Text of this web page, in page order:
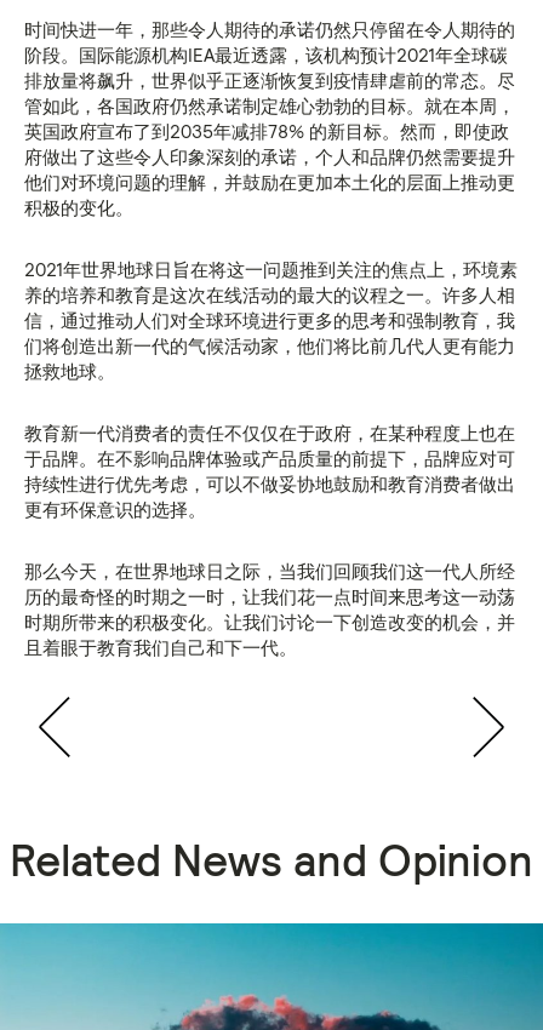
时间快进一年，那些令人期待的承诺仍然只停留在令人期待的
阶段。国际能源机构IEA最近透露，该机构预计2021年全球碳
排放量将飙升，世界似乎正逐渐恢复到疫情肆虐前的常态。尽
管如此，各国政府仍然承诺制定雄心勃勃的目标。就在本周，
英国政府宣布了到2035年减排78% 的新目标。然而，即使政
府做出了这些令人印象深刻的承诺，个人和品牌仍然需要提升
他们对环境问题的理解，并鼓励在更加本土化的层面上推动更
积极的变化。
2021年世界地球日旨在将这一问题推到关注的焦点上，环境素
养的培养和教育是这次在线活动的最大的议程之一。许多人相
信，通过推动人们对全球环境进行更多的思考和强制教育，我
们将创造出新一代的气候活动家，他们将比前几代人更有能力
拯救地球。
教育新一代消费者的责任不仅仅在于政府，在某种程度上也在
于品牌。在不影响品牌体验或产品质量的前提下，品牌应对可
持续性进行优先考虑，可以不做妥协地鼓励和教育消费者做出
更有环保意识的选择。
那么今天，在世界地球日之际，当我们回顾我们这一代人所经
历的最奇怪的时期之一时，让我们花一点时间来思考这一动荡
时期所带来的积极变化。让我们讨论一下创造改变的机会，并
且着眼于教育我们自己和下一代。
Related News and Opinion